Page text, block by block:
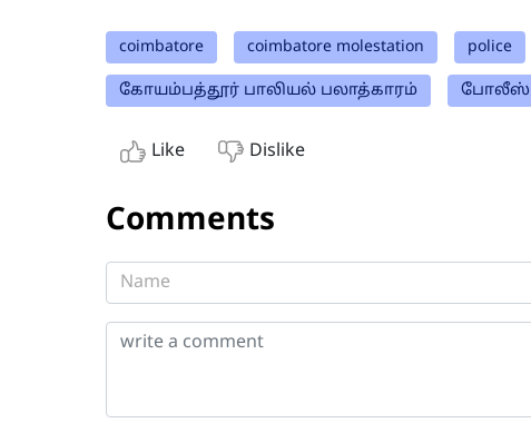
coimbatore coimbatore molestation police
கோயம்பத்தூர் பாலியல் பலாத்காரம் போலீஸ்
Like Dislike
Comments